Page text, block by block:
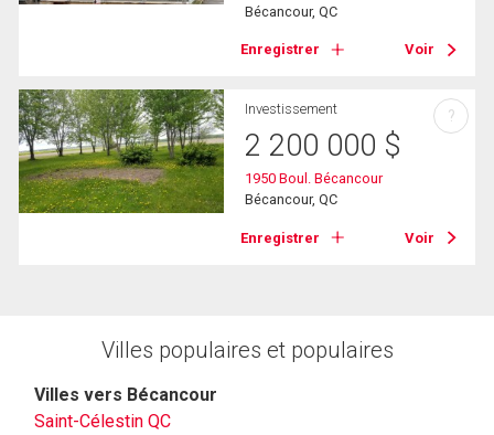
Bécancour, QC
Enregistrer Voir
Investissement
2 200 000 $
1950 Boul. Bécancour
Bécancour, QC
Enregistrer Voir
?
Villes populaires et populaires
Villes vers Bécancour
Saint-Célestin QC